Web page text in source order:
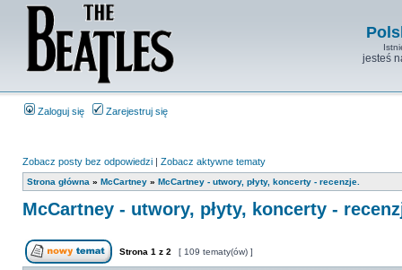
jesteś
Zaloguj się Zarejestruj się
Zobacz posty bez odpowiedzi | Zobacz aktywne tematy
Strona główna » McCartney » McCartney - utwory, płyty, koncerty - recenzje.
McCartney - utwory, płyty, koncerty -
Strona 1 z 2 [ 109 tematy(ów) ]